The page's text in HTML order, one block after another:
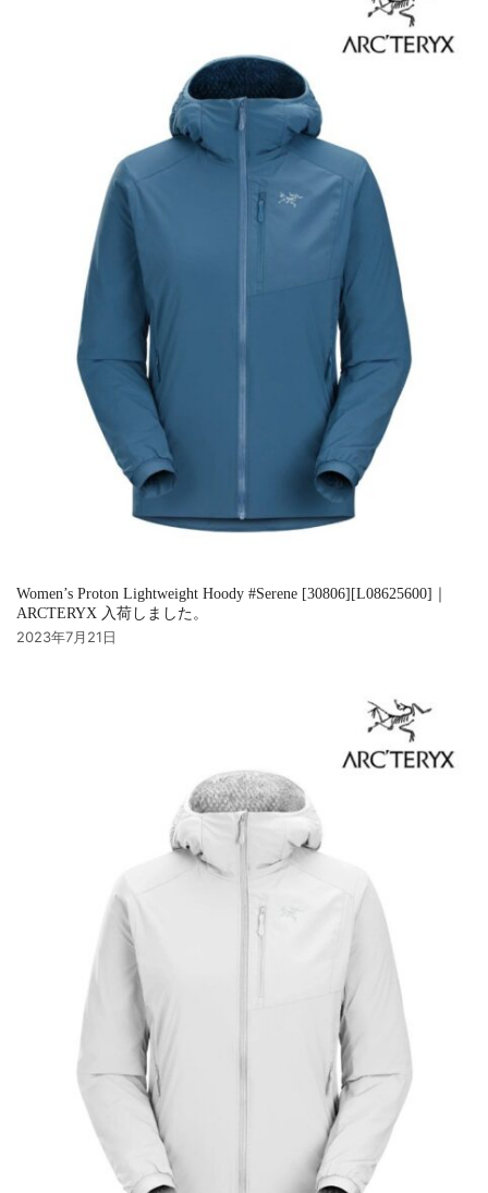
Women’s Proton Lightweight Hoody #Serene [30806][L08625600]｜
ARCTERYX 入荷しました。
2023年7月21日